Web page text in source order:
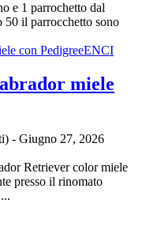
e 1 parrochetto dal
50 il parrocchetto sono
miele
- Giugno 27, 2026
Retriever color miele
presso il rinomato